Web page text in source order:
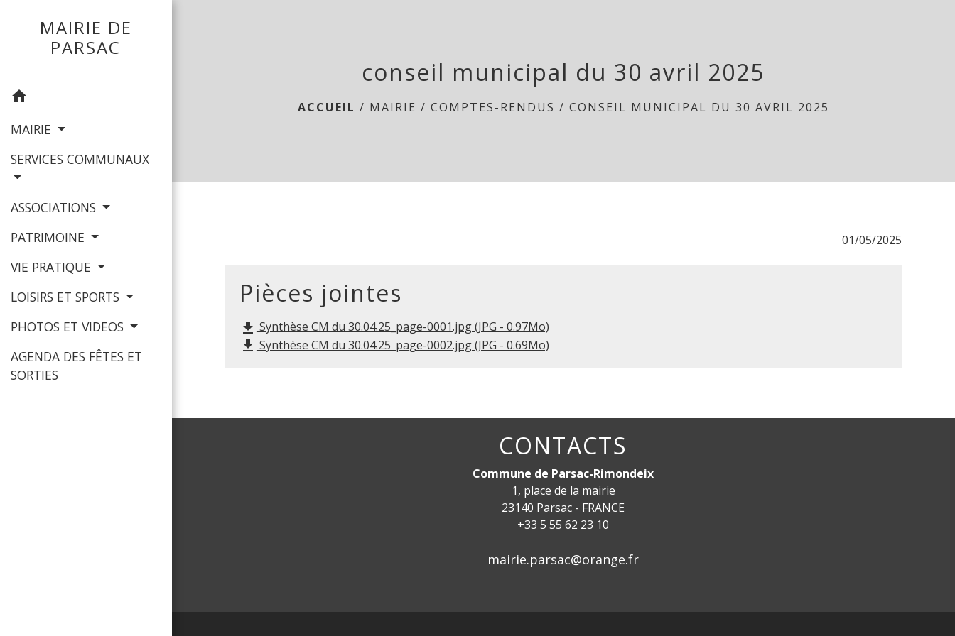
MAIRIE DE
PARSAC
home
MAIRIE
SERVICES COMMUNAUX
ASSOCIATIONS
PATRIMOINE
VIE PRATIQUE
LOISIRS ET SPORTS
PHOTOS ET VIDEOS
AGENDA DES FÊTES ET
SORTIES
conseil municipal du 30 avril 2025
ACCUEIL / MAIRIE / COMPTES-RENDUS / CONSEIL MUNICIPAL DU 30 AVRIL 2025
01/05/2025
Pièces jointes
file_download Synthèse CM du 30.04.25_page-0001.jpg (JPG - 0.97Mo)
file_download Synthèse CM du 30.04.25_page-0002.jpg (JPG - 0.69Mo)
CONTACTS
Commune de Parsac-Rimondeix
1, place de la mairie
23140 Parsac - FRANCE
+33 5 55 62 23 10
mairie.parsac@orange.fr